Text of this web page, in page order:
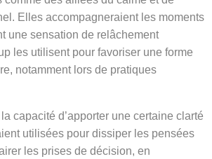
Elles accompagneraient les moments
une sensation de relâchement
les utilisent pour favoriser une forme
notamment lors de pratiques
capacité d’apporter une certaine clarté
utilisées pour dissiper les pensées
les prises de décision, en